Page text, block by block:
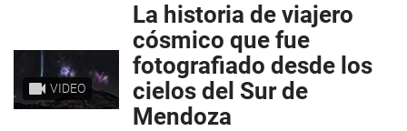
VIDEO
La historia de viajero
cósmico que fue
fotografiado desde los
cielos del Sur de
Mendoza